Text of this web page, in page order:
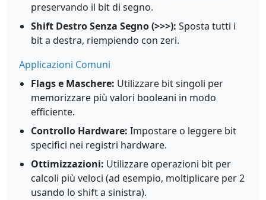
preservando il bit di segno.
Shift Destro Senza Segno (>>>): Sposta tutti i
bit a destra, riempiendo con zeri.
Applicazioni Comuni
Flags e Maschere: Utilizzare bit singoli per
memorizzare più valori booleani in modo
efficiente.
Controllo Hardware: Impostare o leggere bit
specifici nei registri hardware.
Ottimizzazioni: Utilizzare operazioni bit per
calcoli più veloci (ad esempio, moltiplicare per 2
usando lo shift a sinistra).